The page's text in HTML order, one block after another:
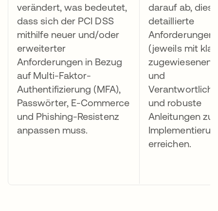
verändert, was bedeutet,
dass sich der PCI DSS
mithilfe neuer und/oder
erweiterter
Anforderungen in Bezug
auf Multi-Faktor-
Authentifizierung (MFA),
Passwörter, E-Commerce
und Phishing-Resistenz
anpassen muss.
darauf ab, dies
detaillierte
Anforderungen
(jeweils mit klar
zugewiesenen
und
und robuste
Anleitungen zur
erreichen.